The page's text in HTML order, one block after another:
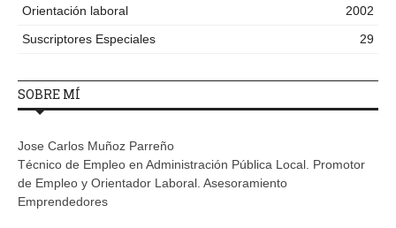
Orientación laboral
2002
Suscriptores Especiales
29
SOBRE MÍ
Jose Carlos Muñoz Parreño
Técnico de Empleo en Administración Pública Local. Promotor
de Empleo y Orientador Laboral. Asesoramiento
Emprendedores